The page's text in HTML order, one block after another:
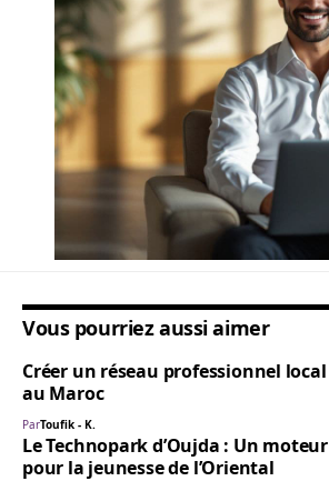
Vous pourriez aussi aimer
Créer un réseau professionnel local
au Maroc
ParToufik - K.
Le Technopark d’Oujda : Un moteur
pour la jeunesse de l’Oriental